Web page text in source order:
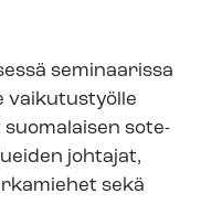
seminaarissa
vaikutustyölle
sote-
johtajat,
sekä